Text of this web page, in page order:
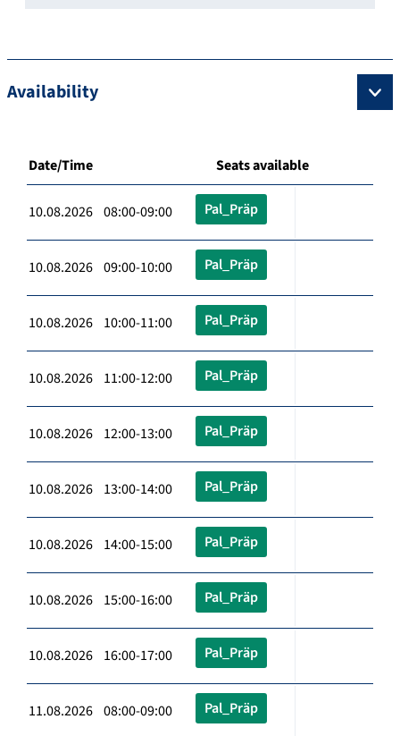
Availability
Date/Time Seats available
10.08.2026 08:00-09:00 Pal_Präp
10.08.2026 09:00-10:00 Pal_Präp
10.08.2026 10:00-11:00 Pal_Präp
10.08.2026 11:00-12:00 Pal_Präp
10.08.2026 12:00-13:00 Pal_Präp
10.08.2026 13:00-14:00 Pal_Präp
10.08.2026 14:00-15:00 Pal_Präp
10.08.2026 15:00-16:00 Pal_Präp
10.08.2026 16:00-17:00 Pal_Präp
11.08.2026 08:00-09:00 Pal_Präp